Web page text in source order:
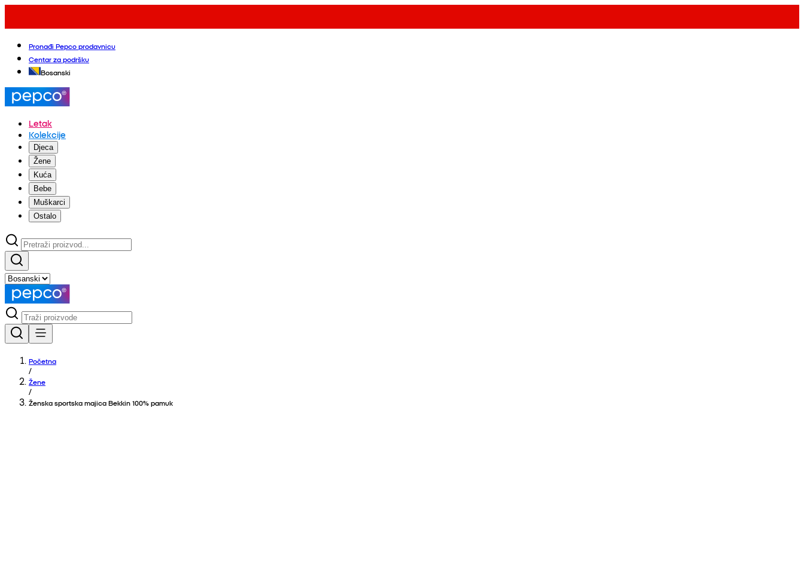
Pronađi Pepco prodavnicu
Centar za podršku
Bosanski
Letak
Kolekcije
Djeca
Žene
Kuća
Bebe
Muškarci
Ostalo
Početna
/
Žene
/
Ženska sportska majica Bekkin 100% pamuk